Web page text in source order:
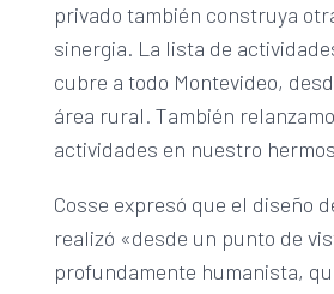
privado también construya
sinergia. La lista de
cubre a todo Montevideo,
área rural. También
actividades en nuestro
Cosse expresó que el diseño
realizó «desde un punto de
profundamente humanista,